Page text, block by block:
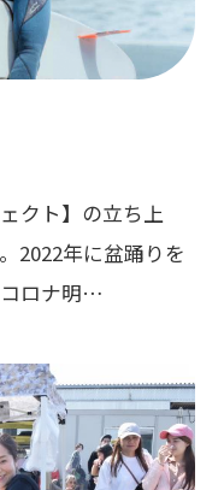
クト】の立ち上
2022年に盆踊りを
ロナ明…